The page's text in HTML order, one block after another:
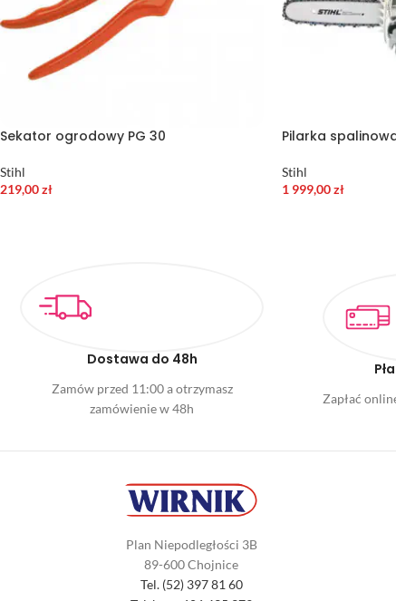
Sekator ogrodowy PG 30
Stihl
219,00zł
Pilarka spalinowa
Stihl
1 999,00zł
Dostawa do 48h
Zamów przed 11:00 a otrzymasz
zamówienie w 48h
Zapłać
Plan Niepodległości 3B
89-600 Chojnice
Tel. (52) 397 81 60